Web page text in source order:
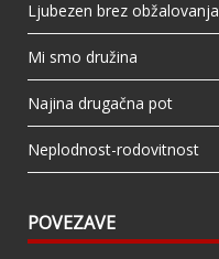
Ljubezen brez obžalovanja
Mi smo družina
Najina drugačna pot
Neplodnost-rodovitnost
POVEZAVE